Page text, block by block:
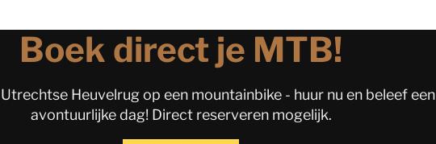
Boek direct je MTB!
Heuvelrug op een mountainbike - huur nu en beleef een
avontuurlijke dag! Direct reserveren mogelijk.